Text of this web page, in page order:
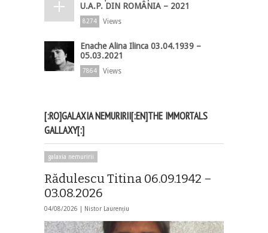
U.A.P. DIN ROMÂNIA – 2021
8274 Views
Enache Alina Ilinca 03.04.1939 –
05.03.2021
7864 Views
[:RO]GALAXIA NEMURIRII[:EN]THE IMMORTALS
GALLAXY[:]
galaxia nemuririi
Rădulescu Titina 06.09.1942 –
03.08.2026
04/08/2026 | Nistor Laurențiu